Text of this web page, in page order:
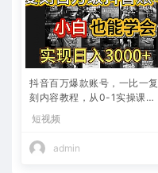
抖音百万爆款账号，一比一复
刻内容教程，从0-1实操课，
入10w+
短视频
admin